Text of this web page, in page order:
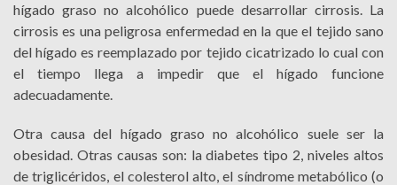
hígado graso no alcohólico puede desarrollar cirrosis. La
cirrosis es una peligrosa enfermedad en la que el tejido sano
del hígado es reemplazado por tejido cicatrizado lo cual con
el tiempo llega a impedir que el hígado funcione
adecuadamente.
Otra causa del hígado graso no alcohólico suele ser la
obesidad. Otras causas son: la diabetes tipo 2, niveles altos
de triglicéridos, el colesterol alto, el síndrome metabólico (o